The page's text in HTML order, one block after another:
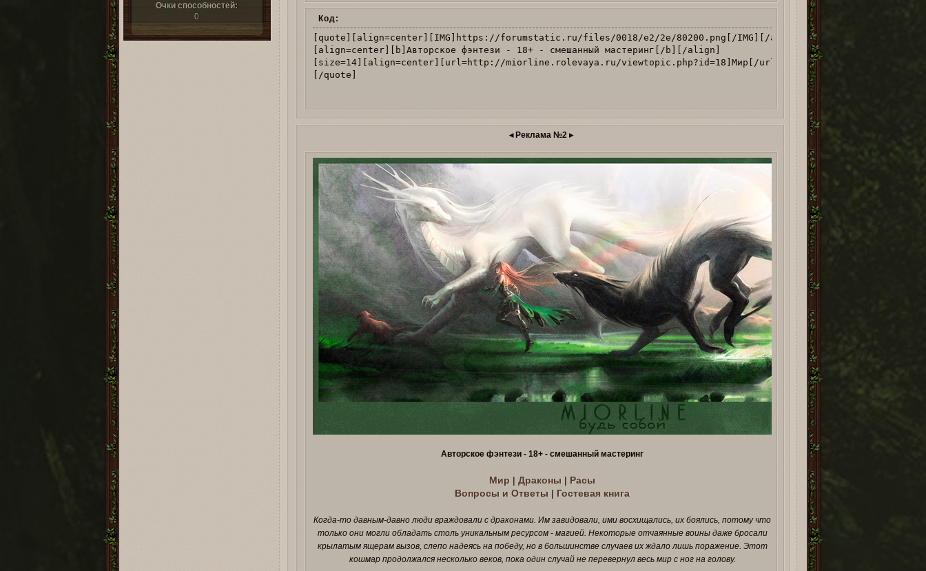
Очки способностей:
0
Код:
[quote][align=center][IMG]https://forumstatic.ru/files/0018/e2/2e/80200.png[/IMG][/align]
[align=center][b]Авторское фэнтези - 18+ - смешанный мастеринг[/b][/align]
[size=14][align=center][url=http://miorline.rolevaya.ru/viewtopic.php?id=18]Мир[/url] | [url=http://
[/quote]
◂ Реклама №2 ▸
Авторское фэнтези - 18+ - смешанный мастеринг
Мир |Драконы | Расы
Вопросы и Ответы | Гостевая книга
Когда-то давным-давно люди враждовали с драконами. Им завидовали, ими восхищались, их боялись, потому что
только они могли обладать столь уникальным ресурсом - магией. Некоторые отчаянные воины даже бросали
крылатым ящерам вызов, слепо надеясь на победу, но в большинстве случаев их ждало лишь поражение. Этот
кошмар продолжался несколько веков, пока один случай не перевернул весь мир с ног на голову.